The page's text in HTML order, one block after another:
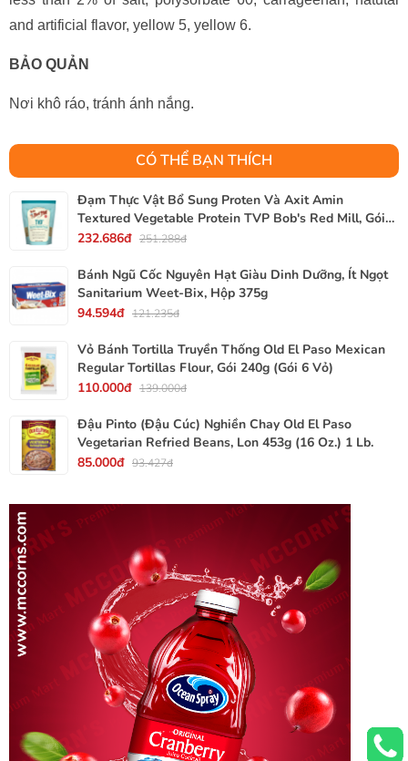
and artificial flavor, yellow 5, yellow 6.
BẢO QUẢN
Nơi khô ráo, tránh ánh nắng.
CÓ THỂ BẠN THÍCH
Đạm Thực Vật Bổ Sung Proten Và Axit Amin
Textured Vegetable Protein TVP Bob's Red Mill, Gói
340g, 12 Oz.
232.686đ 251.288đ
Bánh Ngũ Cốc Nguyên Hạt Giàu Dinh Dưỡng, Ít Ngọt
Sanitarium Weet-Bix, Hộp 375g
94.594đ 121.235đ
Vỏ Bánh Tortilla Truyền Thống Old El Paso Mexican
Regular Tortillas Flour, Gói 240g (Gói 6 Vỏ)
110.000đ 139.000đ
Đậu Pinto (Đậu Cúc) Nghiền Chay Old El Paso
Vegetarian Refried Beans, Lon 453g (16 Oz.) 1 Lb.
85.000đ 93.427đ